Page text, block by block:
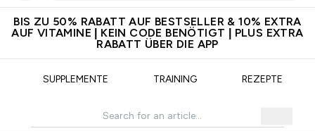
BIS ZU 50% RABATT AUF BESTSELLER & 10% EXTRA
AUF VITAMINE | KEIN CODE BENÖTIGT | PLUS EXTRA
RABATT ÜBER DIE APP
SUPPLEMENTE TRAINING REZEPTE